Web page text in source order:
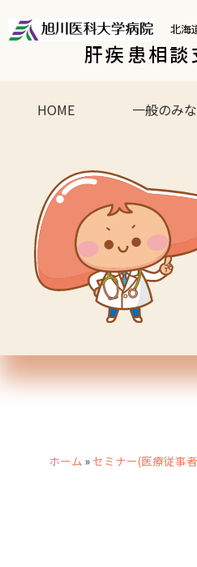
北海
肝疾患相談
HOME 一般のみ
ホーム »セミナー(医療従事